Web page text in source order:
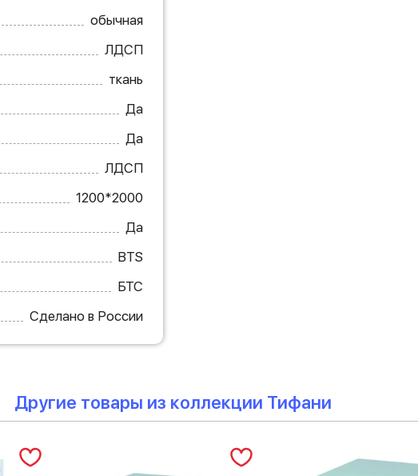
обычная
ЛДСП
ткань
Да
Да
ЛДСП
1200*2000
Да
BTS
БТС
Сделано в России
Другие товары из коллекции Тифани